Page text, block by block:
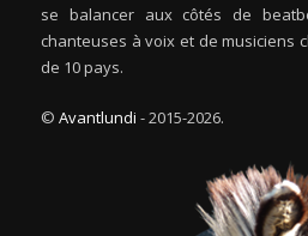
se balancer aux côtés de
chanteuses à voix et de musiciens
de 10 pays.
© Avantlundi - 2015-2026.